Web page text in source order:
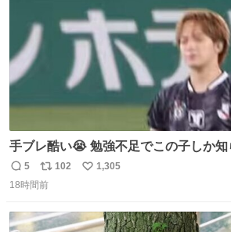
手ブレ酷い😭 勉強不足でこの子しか
てみた😓😓 #TravisJapan #Jリーグ #松
返
信
5
リ
ポ
ト
102
い
数
1,305
18時間前